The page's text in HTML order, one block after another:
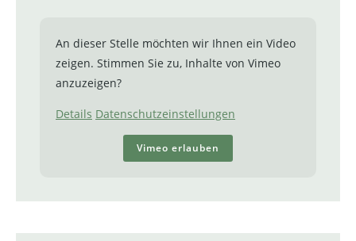
An dieser Stelle möchten wir Ihnen ein Video
zeigen. Stimmen Sie zu, Inhalte von Vimeo
anzuzeigen?
Details Datenschutzeinstellungen
Vimeo erlauben